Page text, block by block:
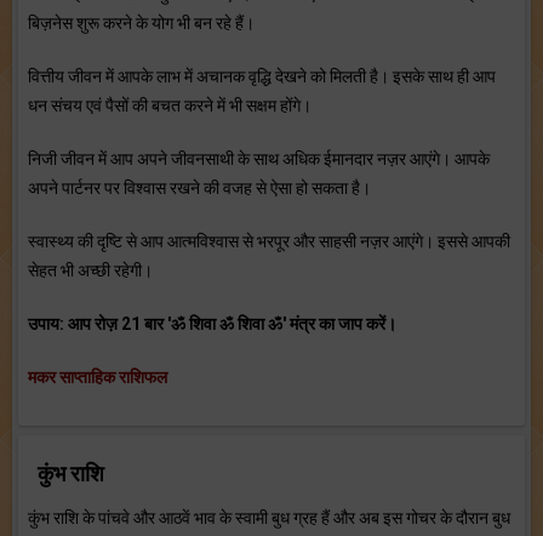
बिज़नेस शुरू करने के योग भी बन रहे हैं।
वित्तीय जीवन में आपके लाभ में अचानक वृद्धि देखने को मिलती है। इसके साथ ही आप
धन संचय एवं पैसों की बचत करने में भी सक्षम होंगे।
निजी जीवन में आप अपने जीवनसाथी के साथ अधिक ईमानदार नज़र आएंगे। आपके
अपने पार्टनर पर विश्‍वास रखने की वजह से ऐसा हो सकता है।
स्‍वास्‍थ्‍य की दृष्टि से आप आत्‍मविश्‍वास से भरपूर और साहसी नज़र आएंगे। इससे आपकी
सेहत भी अच्‍छी रहेगी।
उपाय: आप रोज़ 21 बार 'ॐ शिवा ॐ शिवा ॐ' मंत्र का जाप करें।
मकर साप्ताहिक राशिफल
कुंभ राशि
कुंभ राशि के पांचवे और आठवें भाव के स्‍वामी बुध ग्रह हैं और अब इस गोचर के दौरान बुध